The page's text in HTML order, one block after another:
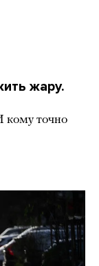
жару.
кому точно